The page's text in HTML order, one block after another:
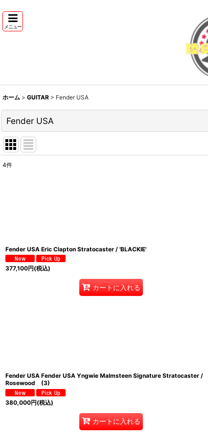
メニュー
ホーム > GUITAR > Fender USA
Fender USA
4件
Fender USA Eric Clapton Stratocaster / 'BLACKIE'
377,100円(税込)
カートに入れる
Fender USA Fender USA Yngwie Malmsteen Signature Stratocaster /
Rosewood (3)
380,000円(税込)
カートに入れる